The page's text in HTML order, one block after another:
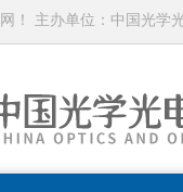
！ 主办单位：中国光学